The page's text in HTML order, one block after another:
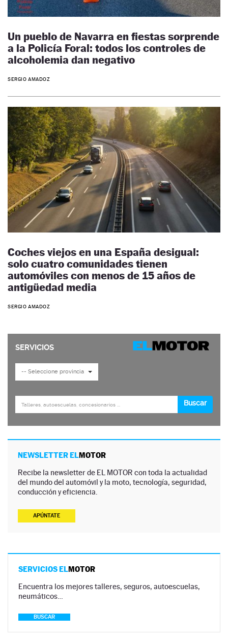
Un pueblo de Navarra en fiestas sorprende
a la Policía Foral: todos los controles de
alcoholemia dan negativo
SERGIO AMADOZ
Coches viejos en una España desigual:
solo cuatro comunidades tienen
automóviles con menos de 15 años de
antigüedad media
SERGIO AMADOZ
NEWSLETTER ELMOTOR
Recibe la newsletter de EL MOTOR con toda la actualidad
del mundo del automóvil y la moto, tecnología, seguridad,
conducción y eficiencia.
APÚNTATE
SERVICIOS ELMOTOR
Encuentra los mejores talleres, seguros, autoescuelas,
neumáticos…
BUSCAR